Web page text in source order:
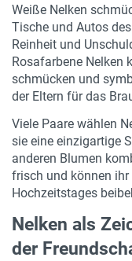
Weiße Nelken
Tische und Autos
Reinheit und
Rosafarbene Nelken
schmücken und
der Eltern für das
Viele Paare wählen
sie eine einzigartige
anderen Blumen
frisch und können ihr
Hochzeitstages
Nelken als
der